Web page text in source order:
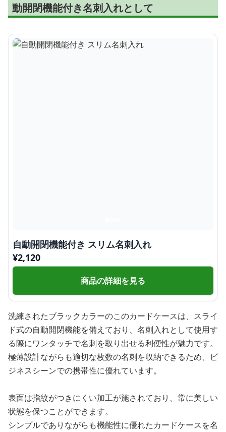
動開閉機能付き名刺入れとして
自動開閉機能付き スリム名刺入れ
¥2,120
商品の詳細を見る
洗練されたブラックカラーのこのカードケースは、スライ
ド式の自動開閉機能を備えており、名刺入れとして使用す
る際にワンタッチで名刺を取り出せる利便性が魅力です。
極薄設計ながらも適切な枚数の名刺を収納できるため、ビ
ジネスシーンでの携帯性に優れています。
表面は指紋がつきにくい加工が施されており、常に美しい
状態を保つことができます。
シンプルでありながらも機能性に優れたカードケースを名